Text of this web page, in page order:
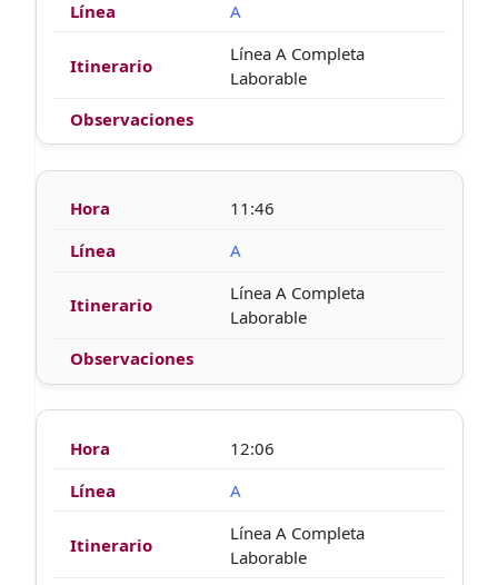
A
Línea A Completa
Laborable
11:46
A
Línea A Completa
Laborable
12:06
A
Línea A Completa
Laborable